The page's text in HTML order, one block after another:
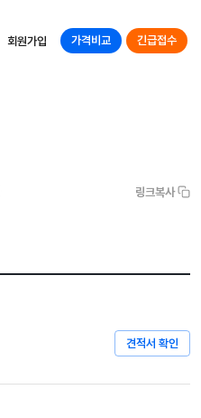
회원가입 가격비교 긴급접수
링크복사
견적서 확인